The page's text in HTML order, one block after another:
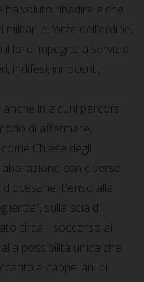
ha voluto ribadire e che
e forze dell’ordine,
loro impegno a servizio
indifesi, innocenti,
in alcuni percorsi
di affermare,
Chiese degli
con diverse
Penso alla
sulla scia di
circa il soccorso ai
possibilità unica che
a cappellani di